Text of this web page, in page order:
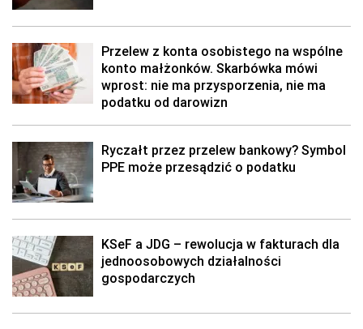
Przelew z konta osobistego na wspólne
konto małżonków. Skarbówka mówi
wprost: nie ma przysporzenia, nie ma
podatku od darowizn
Ryczałt przez przelew bankowy? Symbol
PPE może przesądzić o podatku
KSeF a JDG – rewolucja w fakturach dla
jednoosobowych działalności
gospodarczych